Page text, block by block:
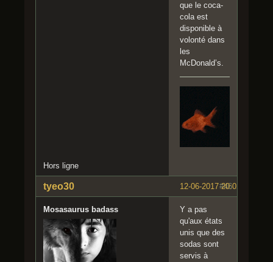
que le coca-
cola est
disponible à
volonté dans
les
McDonald’s.
Hors ligne
#46
12-06-2017 20:02:02
tyeo30
Mosasaurus badass
Y a pas
qu'aux états
unis que des
sodas sont
servis à